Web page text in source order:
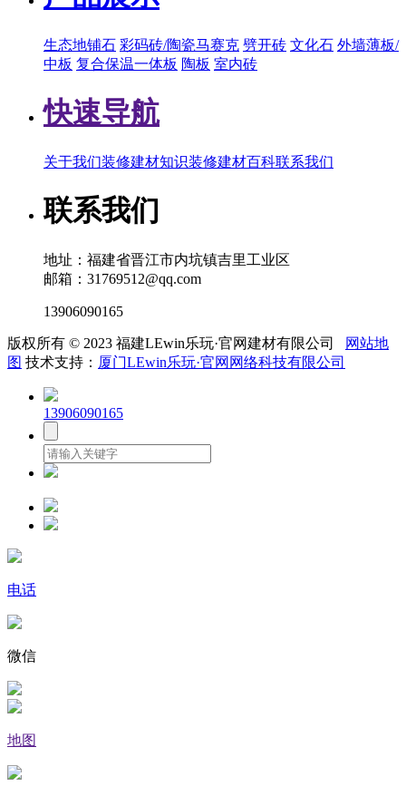
生态地铺石 彩码砖/陶瓷马赛克 劈开砖 文化石 外墙薄板/
中板 复合保温一体板 陶板 室内砖
快速导航
关于我们装修建材知识装修建材百科联系我们
联系我们
地址：福建省晋江市内坑镇吉里工业区
邮箱：31769512@qq.com
13906090165
版权所有 © 2023 福建LEwin乐玩·官网建材有限公司
网站地
图 技术支持： 厦门LEwin乐玩·官网网络科技有限公司
13906090165
电话
微信
地图